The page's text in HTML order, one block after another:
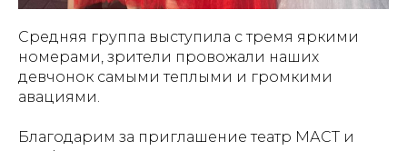
Средняя группа выступила с тремя яркими
номерами, зрители провожали наших
девчонок самыми теплыми и громкими
авациями.
Благодарим за приглашение театр МАСТ и